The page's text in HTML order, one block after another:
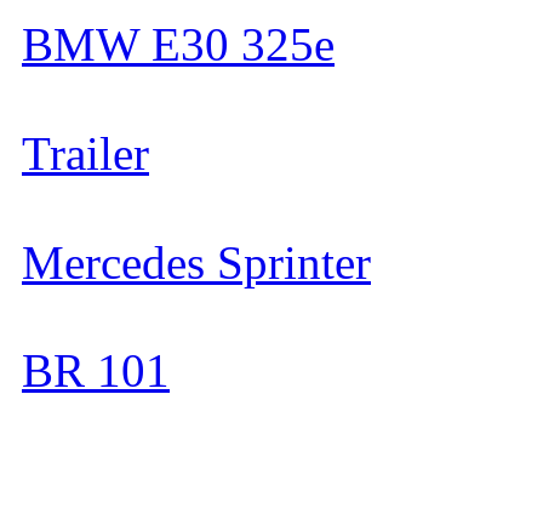
BMW E30 325e
Trailer
Mercedes Sprinter
BR 101